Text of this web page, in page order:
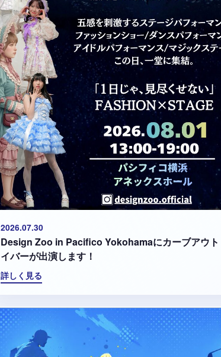
2026.07.30
Design Zoo in Pacifico Yokohamaにカーブアウ
イバーが出演します！
詳しく見る